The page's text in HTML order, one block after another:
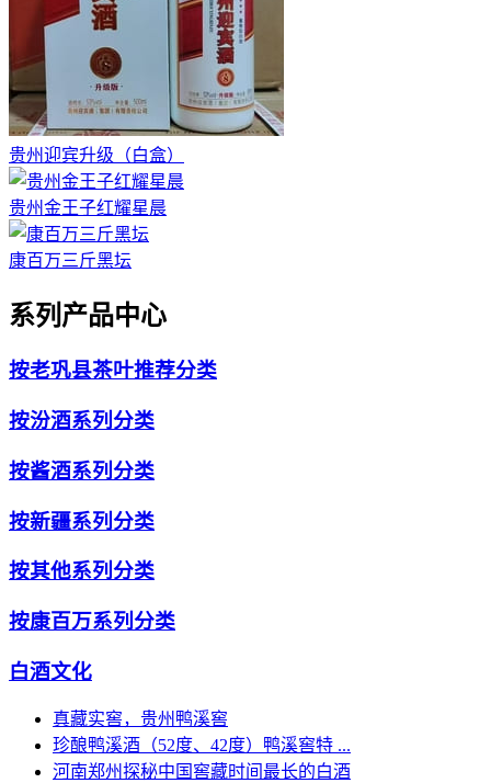
贵州迎宾升级（白盒）
贵州金王子红耀星晨
康百万三斤黑坛
系列产品中心
按老巩县茶叶推荐分类
按汾酒系列分类
按酱酒系列分类
按新疆系列分类
按其他系列分类
按康百万系列分类
白酒文化
真藏实窖，贵州鸭溪窖
珍酿鸭溪酒（52度、42度）鸭溪窖特 ...
河南郑州探秘中国窖藏时间最长的白酒